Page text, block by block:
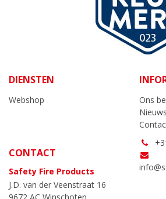
DIENSTEN
Webshop
Ons
Nieuws
CONTACT
Safety Fire Products
J.D. van der Veenstraat 16